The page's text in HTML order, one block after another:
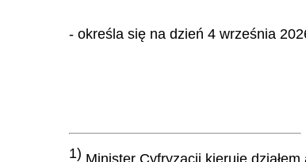
- określa się na dzień 4 września
1) Minister Cyfryzacji kieruje